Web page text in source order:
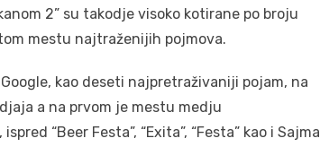
2” su takodje visoko kotirane po broju
mestu najtraženijih pojmova.
kao deseti najpretraživaniji pojam, na
a na prvom je mestu medju
“Beer Festa”, “Exita”, “Festa” kao i Sajma